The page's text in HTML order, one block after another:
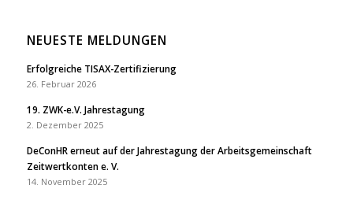
NEUESTE MELDUNGEN
Erfolgreiche TISAX-Zertifizierung
26. Februar 2026
19. ZWK-e.V. Jahrestagung
2. Dezember 2025
DeConHR erneut auf der Jahrestagung der Arbeitsgemeinschaft
Zeitwertkonten e. V.
14. November 2025